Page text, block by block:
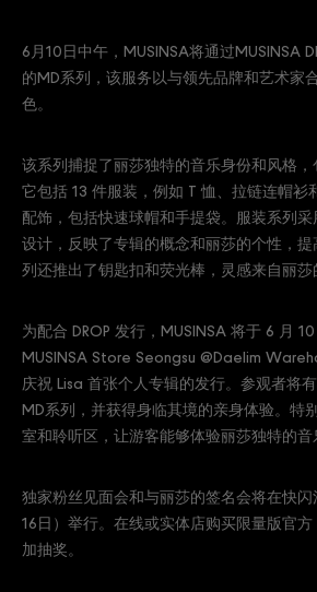
6月10日中午，MUSINSA将通过MUSINSA
的MD系列，该服务以与领先品牌和艺术家
色。
该系列捕捉了丽莎独特的音乐身份和风格，
它包括 13 件服装，例如 T 恤、拉链连帽衫
配饰，包括快速球帽和手提袋。服装系列采
设计，反映了专辑的概念和丽莎的个性，
列还推出了钥匙扣和荧光棒，灵感来自丽莎
为配合 DROP 发行，MUSINSA 将于 6 月
MUSINSA Store Seongsu @Daelim
庆祝 Lisa 首张个人专辑的发行。参观者将
MD系列，并获得身临其境的亲身体验。特
室和聆听区，让游客能够体验丽莎独特的音
独家粉丝见面会和与丽莎的签名会将在快闪
16日）举行。在线或实体店购买限量版官
加抽奖。